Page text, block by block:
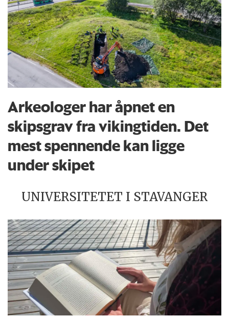
Arkeologer har åpnet en
skipsgrav fra vikingtiden. Det
mest spennende kan ligge
under skipet
UNIVERSITETET I STAVANGER